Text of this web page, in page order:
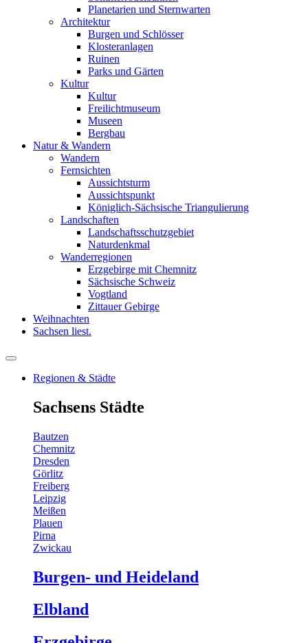
Planetarien und Sternwarten
Architektur
Burgen und Schlösser
Klosteranlagen
Ruinen
Parks und Gärten
Kultur
Kultur
Freilichtmuseum
Museen
Bergbau
Natur & Wandern
Wandern
Fernsichten
Aussichtsturm
Aussichtspunkt
Königlich-Sächsische Triangulierung
Landschaften
Landschaftsschutzgebiet
Naturdenkmal
Wanderregionen
Erzgebirge mit Chemnitz
Sächsische Schweiz
Vogtland
Zittauer Gebirge
Weihnachten
Sachsen liest.
Regionen & Städte
Sachsens Städte
Bautzen
Chemnitz
Dresden
Görlitz
Freiberg
Leipzig
Meißen
Plauen
Pirna
Zwickau
Burgen- und Heideland
Elbland